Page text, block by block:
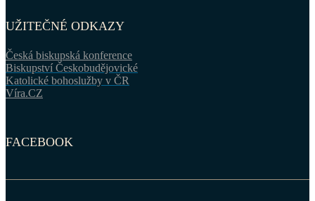
UŽITEČNÉ ODKAZY
Česká biskupská konference
Biskupství Českobudějovické
Katolické bohoslužby v ČR
Víra.CZ
FACEBOOK